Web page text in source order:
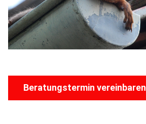
Beratungstermin vereinbaren